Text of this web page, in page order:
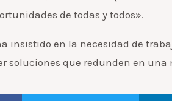
de todas y todos».
insistido en la necesidad de
soluciones que redunden en